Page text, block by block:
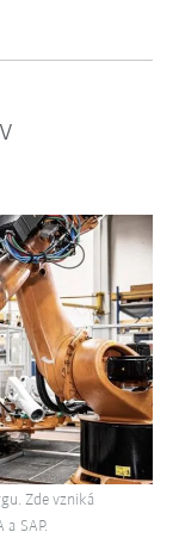
Zde vzniká
SAP.